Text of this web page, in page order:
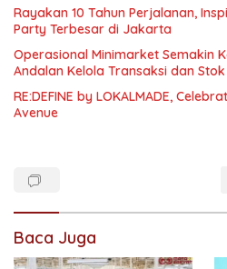
Rayakan 10 Tahun Perjalanan,
Party Terbesar di Jakarta
Operasional Minimarket Semakin
Andalan Kelola Transaksi dan Stok
RE:DEFINE by LOKALMADE,
Avenue
Baca Juga